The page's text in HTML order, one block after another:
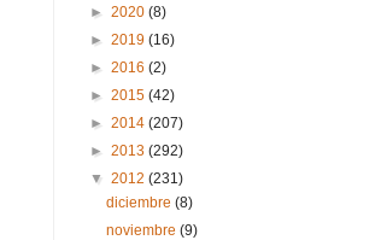
► 2020 (8)
► 2019 (16)
► 2016 (2)
► 2015 (42)
► 2014 (207)
► 2013 (292)
▼ 2012 (231)
diciembre(8)
noviembre(9)